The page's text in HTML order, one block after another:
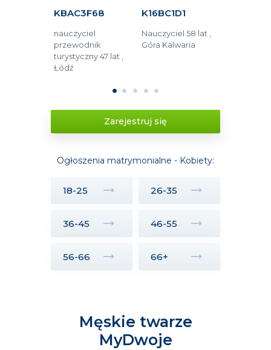
KBAC3F68
nauczyciel
przewodnik
turystyczny 47 lat ,
Łódź
K16BC1D1
Nauczyciel 58 lat ,
Góra Kalwaria
1 2 3 4 5
Zarejestruj się
Ogłoszenia matrymonialne - Kobiety:
18-25 26-35
36-45 46-55
56-66 66+
Męskie twarze
MyDwoje